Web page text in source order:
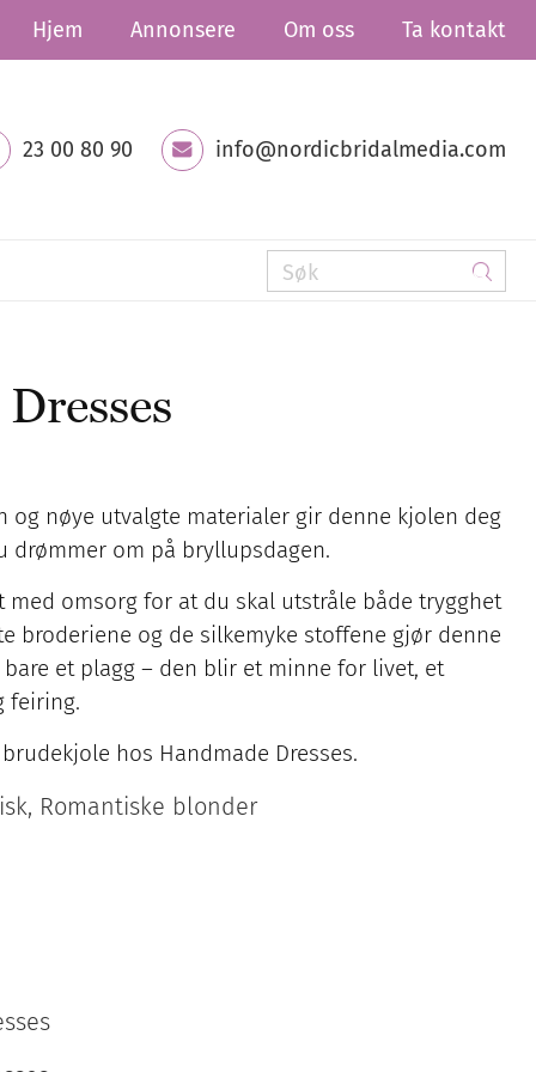
Hjem Annonsere Om oss Ta kontakt
23 00 80 90 info@nordicbridalmedia.com
og nøye utvalgte materialer gir denne kjolen deg
drømmer om på bryllupsdagen.
med omsorg for at du skal utstråle både trygghet
broderiene og de silkemyke stoffene gjør denne
et plagg – den blir et minne for livet, et
feiring.
hos Handmade Dresses.
Romantiske blonder